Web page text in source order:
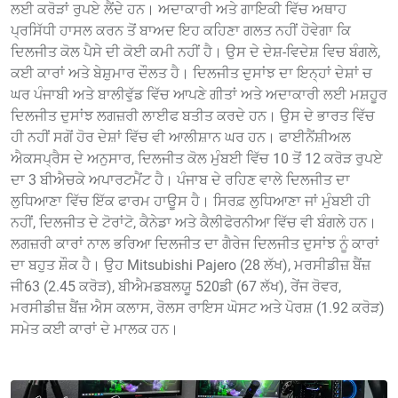
ਲਈ ਕਰੋੜਾਂ ਰੁਪਏ ਲੈਂਦੇ ਹਨ। ਅਦਾਕਾਰੀ ਅਤੇ ਗਾਇਕੀ ਵਿੱਚ ਅਥਾਹ
ਪ੍ਰਸਿੱਧੀ ਹਾਸਲ ਕਰਨ ਤੋਂ ਬਾਅਦ ਇਹ ਕਹਿਣਾ ਗਲਤ ਨਹੀਂ ਹੋਵੇਗਾ ਕਿ
ਦਿਲਜੀਤ ਕੋਲ ਪੈਸੇ ਦੀ ਕੋਈ ਕਮੀ ਨਹੀਂ ਹੈ। ਉਸ ਦੇ ਦੇਸ਼-ਵਿਦੇਸ਼ ਵਿਚ ਬੰਗਲੇ,
ਕਈ ਕਾਰਾਂ ਅਤੇ ਬੇਸ਼ੁਮਾਰ ਦੌਲਤ ਹੈ। ਦਿਲਜੀਤ ਦੁਸਾਂਝ ਦਾ ਇਨ੍ਹਾਂ ਦੇਸ਼ਾਂ ਚ
ਘਰ ਪੰਜਾਬੀ ਅਤੇ ਬਾਲੀਵੁੱਡ ਵਿੱਚ ਆਪਣੇ ਗੀਤਾਂ ਅਤੇ ਅਦਾਕਾਰੀ ਲਈ ਮਸ਼ਹੂਰ
ਦਿਲਜੀਤ ਦੁਸਾਂਝ ਲਗਜ਼ਰੀ ਲਾਈਫ ਬਤੀਤ ਕਰਦੇ ਹਨ। ਉਸ ਦੇ ਭਾਰਤ ਵਿੱਚ
ਹੀ ਨਹੀਂ ਸਗੋਂ ਹੋਰ ਦੇਸ਼ਾਂ ਵਿੱਚ ਵੀ ਆਲੀਸ਼ਾਨ ਘਰ ਹਨ। ਫਾਈਨੈਂਸ਼ੀਅਲ
ਐਕਸਪ੍ਰੈਸ ਦੇ ਅਨੁਸਾਰ, ਦਿਲਜੀਤ ਕੋਲ ਮੁੰਬਈ ਵਿੱਚ 10 ਤੋਂ 12 ਕਰੋੜ ਰੁਪਏ
ਦਾ 3 ਬੀਐਚਕੇ ਅਪਾਰਟਮੈਂਟ ਹੈ। ਪੰਜਾਬ ਦੇ ਰਹਿਣ ਵਾਲੇ ਦਿਲਜੀਤ ਦਾ
ਲੁਧਿਆਣਾ ਵਿੱਚ ਇੱਕ ਫਾਰਮ ਹਾਊਸ ਹੈ। ਸਿਰਫ਼ ਲੁਧਿਆਣਾ ਜਾਂ ਮੁੰਬਈ ਹੀ
ਨਹੀਂ, ਦਿਲਜੀਤ ਦੇ ਟੋਰਾਂਟੋ, ਕੈਨੇਡਾ ਅਤੇ ਕੈਲੀਫੋਰਨੀਆ ਵਿੱਚ ਵੀ ਬੰਗਲੇ ਹਨ।
ਲਗਜ਼ਰੀ ਕਾਰਾਂ ਨਾਲ ਭਰਿਆ ਦਿਲਜੀਤ ਦਾ ਗੈਰੇਜ ਦਿਲਜੀਤ ਦੁਸਾਂਝ ਨੂੰ ਕਾਰਾਂ
ਦਾ ਬਹੁਤ ਸ਼ੌਕ ਹੈ। ਉਹ Mitsubishi Pajero (28 ਲੱਖ), ਮਰਸੀਡੀਜ਼ ਬੈਂਜ਼
ਜੀ63 (2.45 ਕਰੋੜ), ਬੀਐਮਡਬਲਯੂ 520ਡੀ (67 ਲੱਖ), ਰੇਂਜ ਰੋਵਰ,
ਮਰਸੀਡੀਜ਼ ਬੈਂਜ਼ ਐਸ ਕਲਾਸ, ਰੋਲਸ ਰਾਇਸ ਘੋਸਟ ਅਤੇ ਪੋਰਸ਼ (1.92 ਕਰੋੜ)
ਸਮੇਤ ਕਈ ਕਾਰਾਂ ਦੇ ਮਾਲਕ ਹਨ।